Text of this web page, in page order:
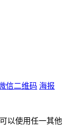
信二维码 海报
以使用任一其他